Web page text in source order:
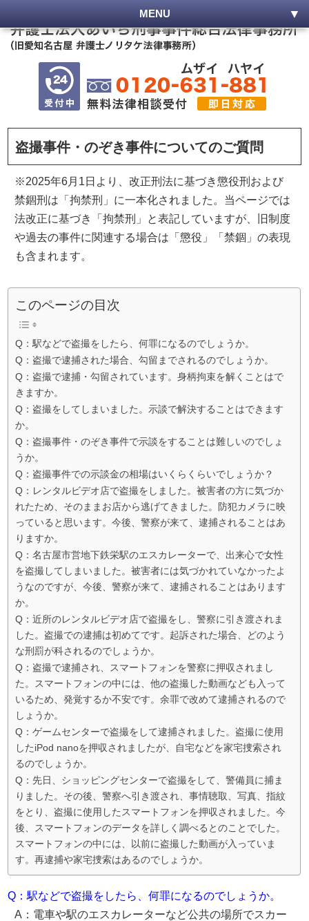
MENU
盗撮事件・のぞき事件についてのご質問
※2025年6月1日より、改正刑法に基づき懲役刑および
禁錮刑は「拘禁刑」に一本化されました。当ページでは
法改正に基づき「拘禁刑」と表記していますが、旧制度
や過去の事件に関連する場合は「懲役」「禁錮」の表現
も含まれます。
このページの目次
Q：駅などで盗撮をしたら、何罪になるのでしょうか。
Q：盗撮で逮捕された場合、勾留までされるのでしょうか。
Q：盗撮で逮捕・勾留されています。身柄拘束を解くことはで
きますか。
Q：盗撮をしてしまいました。示談で解決することはできます
か。
Q：盗撮事件・のぞき事件で示談をすることは難しいのでしょ
うか。
Q：盗撮事件での示談金の相場はいくらくらいでしょうか？
Q：レンタルビデオ店で盗撮をしました。被害者の方に気づか
れたため、そのままお店から逃げてきました。防犯カメラに映
っていると思います。今後、警察が来て、逮捕されることはあ
りますか。
Q：名古屋市営地下鉄栄駅のエスカレーターで、出来心で女性
を盗撮してしまいました。被害者には気づかれていなかったよ
うなのですが、今後、警察が来て、逮捕されることはあります
か。
Q：近所のレンタルビデオ店で盗撮をし、警察に引き渡されま
した。盗撮での逮捕は初めてです。起訴された場合、どのよう
な刑罰が科されるのでしょうか。
Q：盗撮で逮捕され、スマートフォンを警察に押収されまし
た。スマートフォンの中には、他の盗撮した動画なども入って
いるため、発覚するか不安です。余罪で改めて逮捕されるので
しょうか。
Q：ゲームセンターで盗撮をして逮捕されました。盗撮に使用
したiPod nanoを押収されましたが、自宅などを家宅捜索され
るのでしょうか。
Q：先日、ショッピングセンターで盗撮をして、警備員に捕ま
りました。その後、警察へ引き渡され、事情聴取、写真、指紋
をとり、盗撮に使用したスマートフォンを押収されました。今
後、スマートフォンのデータを詳しく調べるとのことでした。
スマートフォンの中には、以前に盗撮した動画が入っていま
す。再逮捕や家宅捜索はあるのでしょうか。
Q：駅などで盗撮をしたら、何罪になるのでしょうか。
A：電車や駅のエスカレーターなど公共の場所でスカー